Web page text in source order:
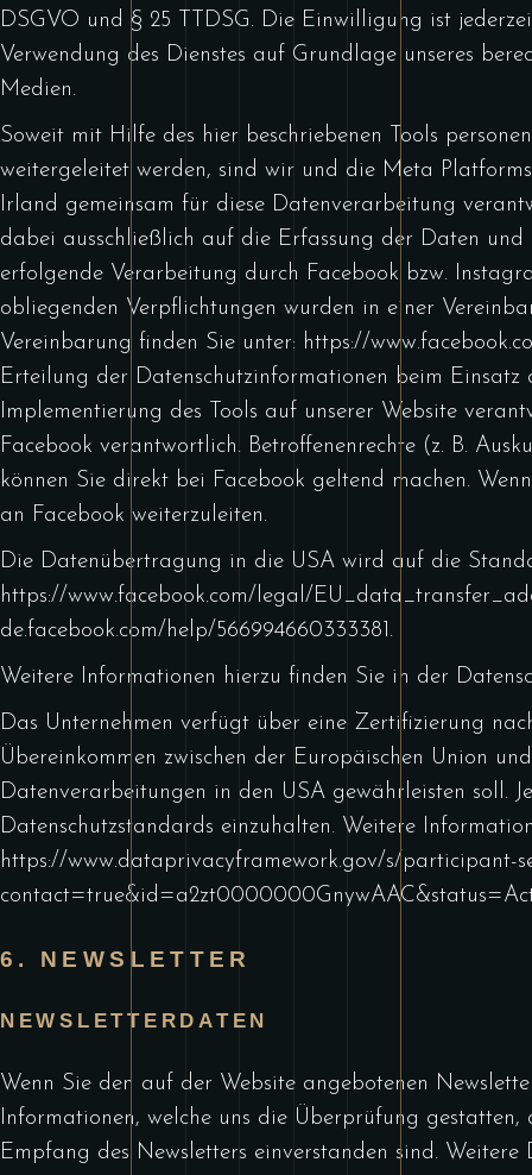
DSGVO und § 25 TTDSG. Die Einwilligung ist
Verwendung des Dienstes auf Grundlage unseres
Medien.
Soweit mit Hilfe des hier beschriebenen Tools
weitergeleitet werden, sind wir und die Meta
Irland gemeinsam für diese Datenverarbeitung
dabei ausschließlich auf die Erfassung der Daten
erfolgende Verarbeitung durch Facebook bzw.
obliegenden Verpflichtungen wurden in einer
Vereinbarung finden Sie unter: https://
Erteilung der Datenschutzinformationen beim Einsatz
Implementierung des Tools auf unserer Website
Facebook verantwortlich. Betroffenenrechte (z. B.
können Sie direkt bei Facebook geltend machen.
an Facebook weiterzuleiten.
Die Datenübertragung in die USA wird auf die
https://www.facebook.com/legal/
de.facebook.com/help/566994660333381.
Weitere Informationen hierzu finden Sie in der
Das Unternehmen verfügt über eine Zertifizierung
Übereinkommen zwischen der Europäischen Union
Datenverarbeitungen in den USA gewährleisten soll.
Datenschutzstandards einzuhalten. Weitere
https://www.dataprivacyframework.gov/s/participant-
6. NEWSLETTER
NEWSLETTER­DATEN
Wenn Sie den auf der Website angebotenen
Informationen, welche uns die Überprüfung
Empfang des Newsletters einverstanden sind.